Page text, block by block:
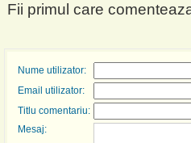
Fii primul care
Nume utilizator:
Email utilizator:
Titlu comentariu:
Mesaj: